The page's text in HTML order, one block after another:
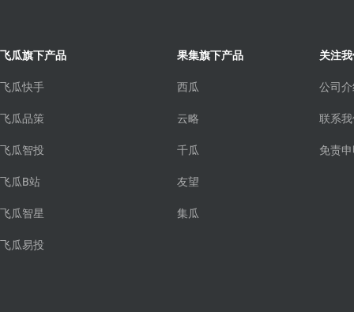
飞瓜旗下产品
飞瓜快手
飞瓜品策
飞瓜智投
飞瓜B站
飞瓜智星
飞瓜易投
果集旗下产品
西瓜
云略
千瓜
友望
集瓜
关注
公司
联系
免责